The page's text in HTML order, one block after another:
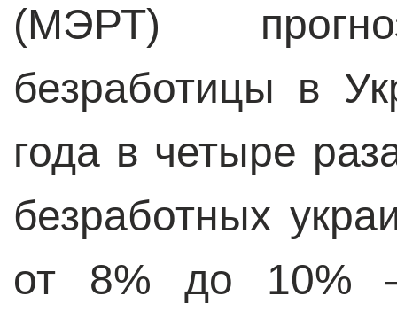
(МЭРТ)
безработицы в
года в четыре
безработных
от 8% до 10%